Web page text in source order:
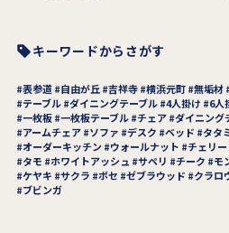
キーワードからさがす
表参道 自由が丘 吉祥寺 横浜元町 無垢材
テーブル ダイニングテーブル 4人掛け 6人
一枚板 一枚板テーブル チェア ダイニング
アームチェア
ソファ デスク ベッド タタ
オーダーキッチン
ウォールナット チェリー
タモ
ホワイトアッシュ サペリ チーク モ
ケヤキ
サクラ ボセ ゼブラウッド クラロ
ブビンガ